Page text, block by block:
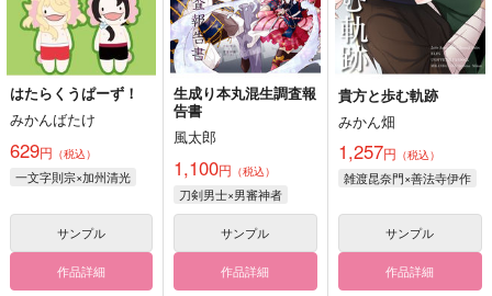
はたらくうぱーず！
みかんばたけ
629円 （税込）
一文字則宗×加州清光
サンプル
作品詳細
生成り本丸混生調査報
告書
風太郎
1,100円 （税込）
刀剣男士×男審神者
サンプル
作品詳細
貴方と歩む軌跡
みかん畑
1,257円 （税込）
雑渡昆奈門×善法寺伊作
サンプル
作品詳細